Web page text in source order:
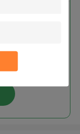
de la caja
de